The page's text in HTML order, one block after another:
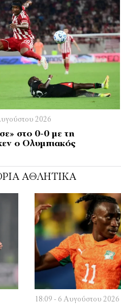
2026
στο 0-0 με τη
ο Ολυμπιακός
ΑΘΛΗΤΙΚΆ
18:09 - 6 Αυγούστου 2026